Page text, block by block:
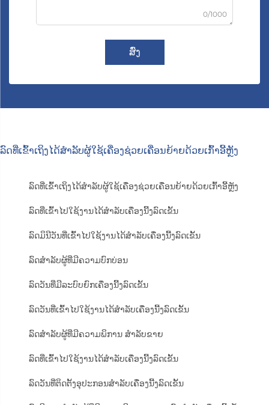
0/1000
ສົ່ງ
ລົດທີ່ເຂົ້າເຖິງໄດ້ສຳລັບຜູ້ໃຊ້ເຄື່ອງຊ່ວຍເຄື່ອນຍ້າຍດ້ວຍເກົ້າອີ້ຫຼັງ
ລົດທີ່ເຂົ້າເຖິງໄດ້ສຳລັບຜູ້ໃຊ້ເຄື່ອງຊ່ວຍເຄື່ອນຍ້າຍດ້ວຍເກົ້າອີ້ຫຼັງ
ລົດທີ່ເຂົ້າໄປໃຊ້ງານໄດ້ສຳລັບເຄື່ອງນີ້ງລົດເຂັ້ນ
ລົດມິນີວັນທີ່ເຂົ້າໄປໃຊ້ງານໄດ້ສຳລັບເຄື່ອງນີ້ງລົດເຂັ້ນ
ລົດສຳລັບຜູ້ທີ່ມີຄວາມບົກບ່ອນ
ລົດວັນທີ່ມີລະບົບຍົກເຄື່ອງນີ້ງລົດເຂັ້ນ
ລົດວັນທີ່ເຂົ້າໄປໃຊ້ງານໄດ້ສຳລັບເຄື່ອງນີ້ງລົດເຂັ້ນ
ລົດສຳລັບຜູ້ທີ່ມີຄວາມພິການ ສຳລັບຂາຍ
ລົດທີ່ເຂົ້າໄປໃຊ້ງານໄດ້ສຳລັບເຄື່ອງນີ້ງລົດເຂັ້ນ
ລົດວັນທີ່ຕິດຕັ້ງອຸປະກອນສຳລັບເຄື່ອງນີ້ງລົດເຂັ້ນ